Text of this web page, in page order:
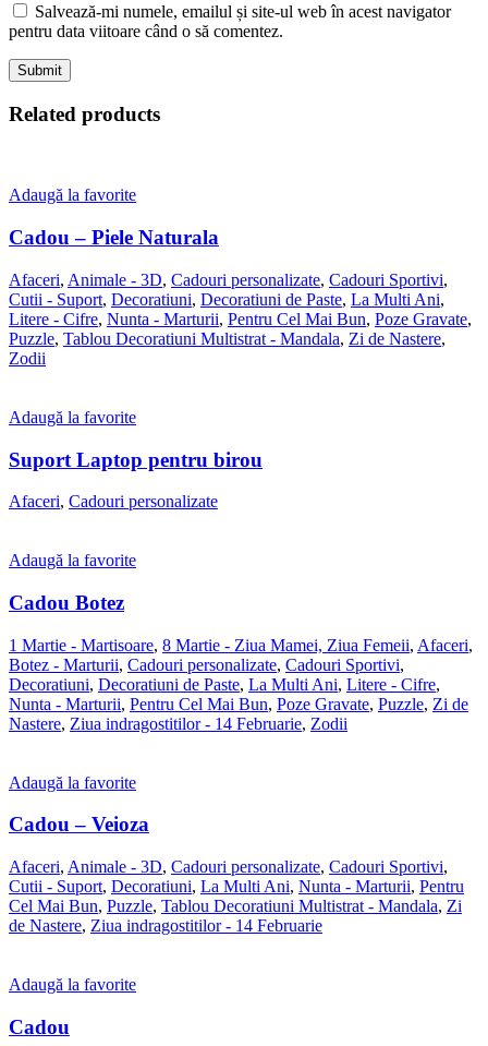
Salvează-mi numele, emailul și site-ul web în acest navigator
pentru data viitoare când o să comentez.
Related products
Adaugă la favorite
Cadou – Piele Naturala
Afaceri, Animale - 3D, Cadouri personalizate, Cadouri Sportivi,
Cutii - Suport, Decoratiuni, Decoratiuni de Paste, La Multi Ani,
Litere - Cifre, Nunta - Marturii, Pentru Cel Mai Bun, Poze Gravate,
Puzzle, Tablou Decoratiuni Multistrat - Mandala, Zi de Nastere,
Zodii
Adaugă la favorite
Suport Laptop pentru birou
Afaceri, Cadouri personalizate
Adaugă la favorite
Cadou Botez
1 Martie - Martisoare, 8 Martie - Ziua Mamei, Ziua Femeii, Afaceri,
Botez - Marturii, Cadouri personalizate, Cadouri Sportivi,
Decoratiuni, Decoratiuni de Paste, La Multi Ani, Litere - Cifre,
Nunta - Marturii, Pentru Cel Mai Bun, Poze Gravate, Puzzle, Zi de
Nastere, Ziua indragostitilor - 14 Februarie, Zodii
Adaugă la favorite
Cadou – Veioza
Afaceri, Animale - 3D, Cadouri personalizate, Cadouri Sportivi,
Cutii - Suport, Decoratiuni, La Multi Ani, Nunta - Marturii, Pentru
Cel Mai Bun, Puzzle, Tablou Decoratiuni Multistrat - Mandala, Zi
de Nastere, Ziua indragostitilor - 14 Februarie
Adaugă la favorite
Cadou